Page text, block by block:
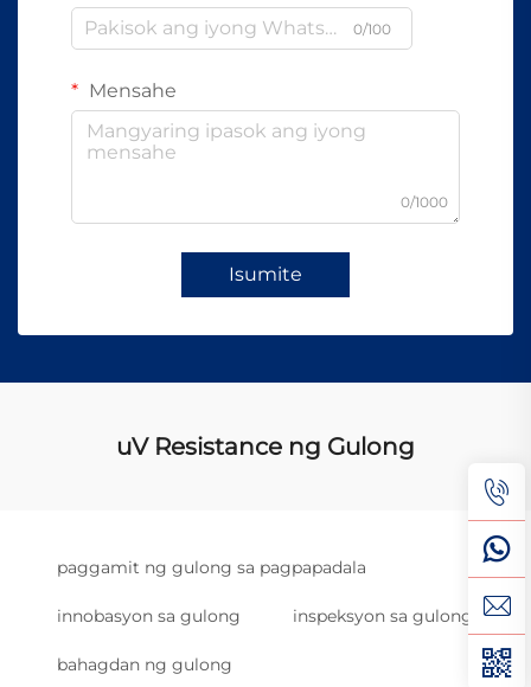
0/100
Mensahe
0/1000
Isumite
uV Resistance ng Gulong
paggamit ng gulong sa pagpapadala
innobasyon sa gulong inspeksyon sa gulong
bahagdan ng gulong